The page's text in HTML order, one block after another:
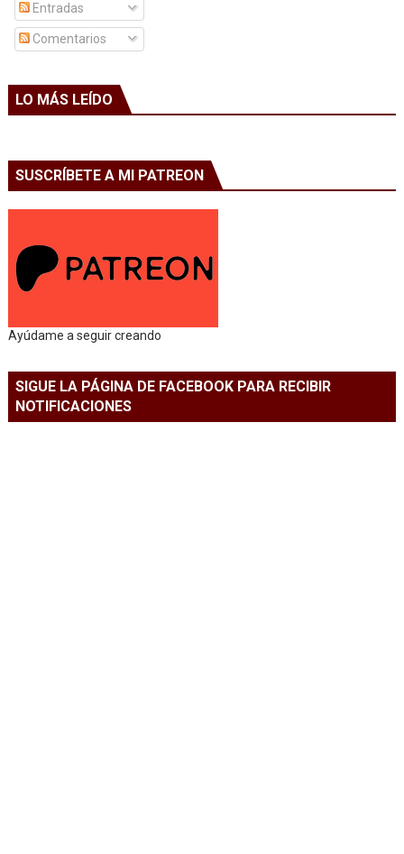
Entradas
Comentarios
LO MÁS LEÍDO
SUSCRÍBETE A MI PATREON
Ayúdame a seguir creando
SIGUE LA PÁGINA DE FACEBOOK PARA RECIBIR
NOTIFICACIONES